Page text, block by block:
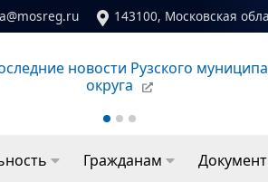
143100, Московская
центра Рузского
Гражданам